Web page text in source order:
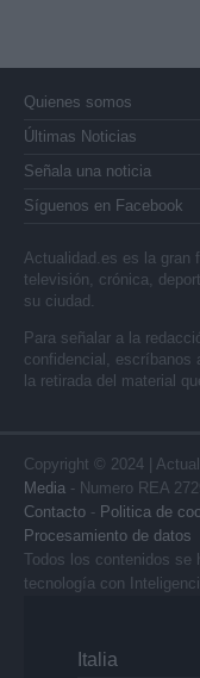
Quienes somos
Últimas Noticias
Señala una noticia
Síguenos en Facebook
Actualidad.es es la gran
televisión, crónica,
su ciudad.
Para señalar a la
confidencial, escríbanos
la retirada del material
Copyright © 2024 |
Media - Numero REA
Contacto - Politica de
Procesamiento de datos
Todos los contenidos se
tecnología con
Italia